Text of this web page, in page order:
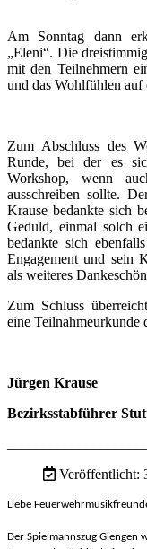
Am Sonntag dann
„Eleni“. Die
mit den Teilnehmern
und das Wohlfühlen auf
Zum Abschluss des
Runde, bei der es
Workshop, wenn
ausschreiben sollte.
Krause bedankte sich
Geduld, einmal solch
bedankte sich
Engagement und sein
als weiteres
Zum Schluss
eine Teilnahmeurkunde
Jürgen Krause
Bezirksstabführer
Veröffentlicht:
Liebe
Der Spielmannszug